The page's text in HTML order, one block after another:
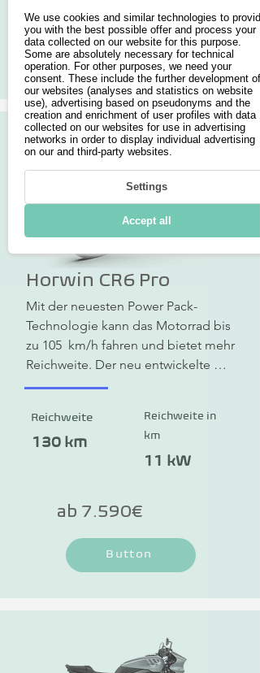
ab 5.990€
Button
Horwin CR6 Pro
Mit der neuesten Power Pack-
Technologie kann das Motorrad bis
zu 105  km/h fahren und bietet mehr
Reichweite. Der neu entwickelte
HORWIN-Elektromotor mit dem 5-
Reichweite
130 km
Reichweite in
km
11 kW
ab 7.590€
Button
We use cookies and similar technologies to provide
you with the best possible offer and process your
data collected on our website for this purpose.
Some are absolutely necessary for technical
operation. For other purposes, we need your
consent. These include the further development of
our websites (analyses and statistics on website
use), advertising based on pseudonyms and the
creation and enrichment of user profiles with data
collected on our websites for use in advertising
networks in order to display individual advertising
on our and third-party websites.
Settings
Accept all